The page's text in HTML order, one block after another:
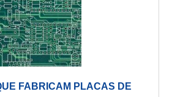
FABRICAM PLACAS DE